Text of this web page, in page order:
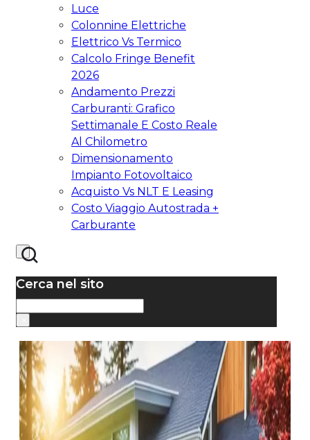
Luce
Colonnine Elettriche
Elettrico Vs Termico
Calcolo Fringe Benefit
2026
Andamento Prezzi
Carburanti: Grafico
Settimanale E Costo Reale
Al Chilometro
Dimensionamento
Impianto Fotovoltaico
Acquisto Vs NLT E Leasing
Costo Viaggio Autostrada +
Carburante
Cerca nel sito